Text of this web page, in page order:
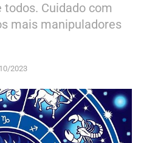
Cuidado com
mais manipuladores
2023